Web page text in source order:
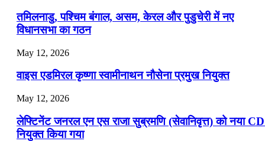
📝 डेली करेंट अफेयर्स: 16-18 जुलाई 2026
तमिलनाडु, पश्चिम बंगाल, असम, केरल और पुडुचेरी में नए
विधानसभा का गठन
May 12, 2026
वाइस एडमिरल कृष्णा स्वामीनाथन नौसेना प्रमुख नियुक्त
May 12, 2026
लेफ्टिनेंट जनरल एन एस राजा सुब्रमणि (सेवानिवृत्त) को नया
नियुक्त किया गया